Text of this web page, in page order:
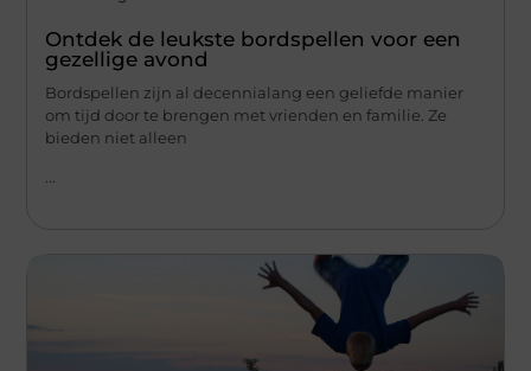
Ontdek de leukste bordspellen voor een
gezellige avond
Bordspellen zijn al decennialang een geliefde manier
om tijd door te brengen met vrienden en familie. Ze
bieden niet alleen
...